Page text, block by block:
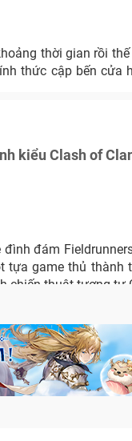
thời gian rồi
thức cập bến cửa
kiểu Clash of
đám
tựa game thủ thành
chiến thuật tương tự